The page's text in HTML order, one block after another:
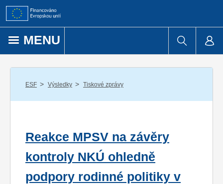
Přejít k obsahu
MENU
ESF / Výsledky / Tiskové zprávy
Reakce MPSV na závěry
kontroly NKÚ ohledně
podpory rodinné politiky v